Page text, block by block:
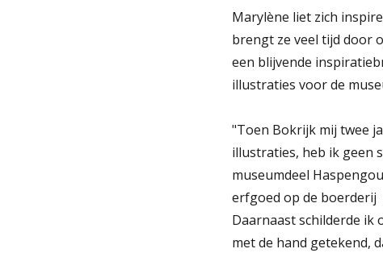
Marylène liet zich
brengt ze veel tijd door
een blijvende
illustraties voor de
"Toen Bokrijk mij twee
illustraties, heb ik geen
museumdeel
erfgoed op de boerderij
Daarnaast schilderde ik
met de hand getekend,